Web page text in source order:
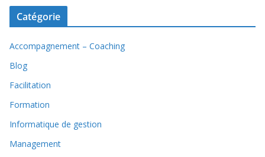
Catégorie
Accompagnement – Coaching
Blog
Facilitation
Formation
Informatique de gestion
Management